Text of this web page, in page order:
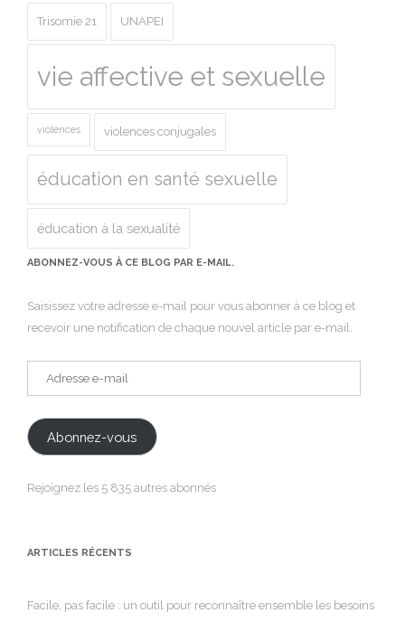
Trisomie 21 UNAPEI
vie affective et sexuelle
violences violences conjugales
éducation en santé sexuelle
éducation à la sexualité
ABONNEZ-VOUS À CE BLOG PAR E-MAIL.
Saisissez votre adresse e-mail pour vous abonner à ce blog et
recevoir une notification de chaque nouvel article par e-mail.
Abonnez-vous
Rejoignez les 5 835 autres abonnés
ARTICLES RÉCENTS
Facile, pas facile : un outil pour reconnaître ensemble les besoins